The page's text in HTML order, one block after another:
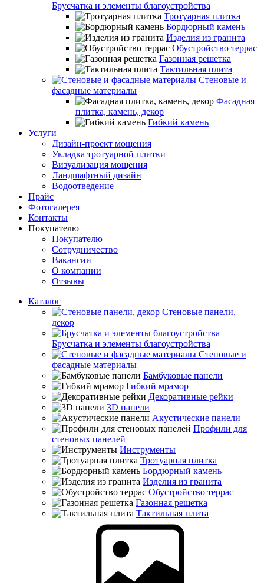
Брусчатка и элементы благоустройства
Тротуарная плитка
Бордюрный камень
Изделия из гранита
Обустройство террас
Газонная решетка
Тактильная плита
Стеновые и
фасадные материалы
Фасадная
плитка, камень, декор
Гибкий камень
Услуги
Дизайн-проект мощения
Укладка тротуарной плитки
Визуализация мощения
Ландшафтный дизайн
Водоотведение
Прайс
Фотогалерея
Контакты
Покупателю
Покупателю
Сотрудничество
Вакансии
О компании
Отзывы
Каталог
Стеновые панели,
декор
Брусчатка и элементы благоустройства
Стеновые и
фасадные материалы
Бамбуковые панели
Гибкий мрамор
Декоративные рейки
3D панели
Акустические панели
Профили для
стеновых панелей
Инструменты
Тротуарная плитка
Бордюрный камень
Изделия из гранита
Обустройство террас
Газонная решетка
Тактильная плита